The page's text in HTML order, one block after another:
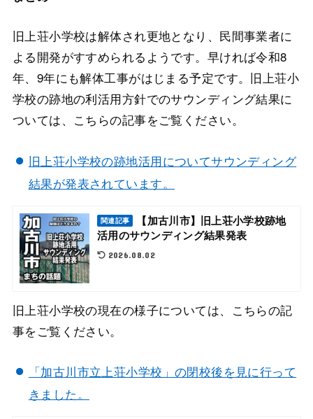
旧上荘小学校は解体され更地となり、民間事業者に
よる開発がすすめられるようです。早ければ令和8
年、9年にも解体工事がはじまる予定です。旧上荘小
学校の跡地の利活用方針でのサウンディング結果に
ついては、こちらの記事をご覧ください。
旧上荘小学校の跡地活用についてサウンディング
結果が発表されています。
関連記事
【加古川市】旧上荘小学校跡地
活用のサウンディング結果発表
2026.08.02
旧上荘小学校の現在の様子については、こちらの記
事をご覧ください。
「加古川市立上荘小学校」の閉校後を見に行って
きました。